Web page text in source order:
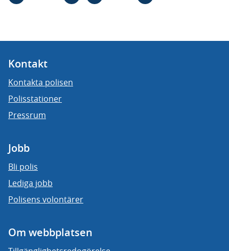
Kontakt
Kontakta polisen
Polisstationer
Pressrum
Jobb
Bli polis
Lediga jobb
Polisens volontärer
Om webbplatsen